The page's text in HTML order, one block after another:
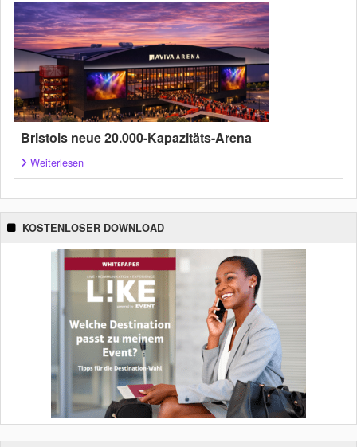
Bristols neue 20.000-Kapazitäts-Arena
Weiterlesen
KOSTENLOSER DOWNLOAD